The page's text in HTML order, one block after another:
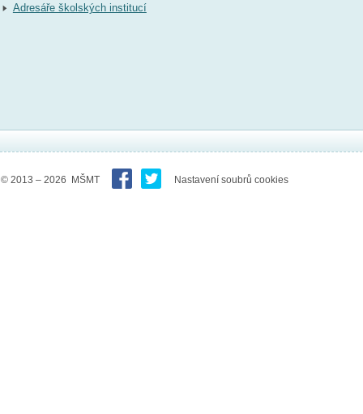
Adresáře školských institucí
© 2013 – 2026 MŠMT Nastavení soubrů cookies